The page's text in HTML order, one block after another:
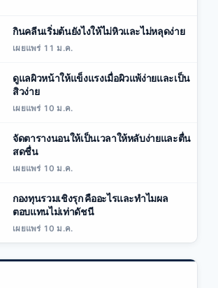
กินคลีนเริ่มต้นยังไงให้ไม่หิวและไม่หลุดง่าย
เผยแพร่ 11 ม.ค.
ดูแลผิวหน้าให้แข็งแรงเมื่อผิวแพ้ง่ายและเป็น
สิวง่าย
เผยแพร่ 10 ม.ค.
จัดตารางนอนให้เป็นเวลาให้หลับง่ายและตื่น
สดชื่น
เผยแพร่ 10 ม.ค.
กองทุนรวมเชิงรุก คืออะไรและทำไมผล
ตอบแทนไม่เท่าดัชนี
เผยแพร่ 10 ม.ค.